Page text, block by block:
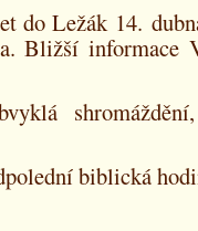
do Ležák 14.
Bližší informace
biblická